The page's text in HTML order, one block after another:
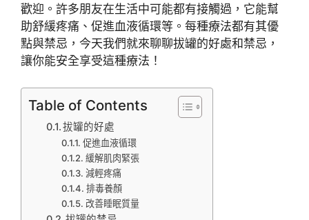
歡迎。許多朋友在生活中可能都有接觸過，它能幫
助舒緩疼痛、促進血液循環等。每種療法都有其優
點與禁忌，今天我們就來聊聊拔罐的好處和禁忌，
讓你能安全享受這種療法！
Table of Contents
拔罐的好處
促進血液循環
緩解肌肉緊張
減輕疼痛
排毒養顏
改善睡眠質量